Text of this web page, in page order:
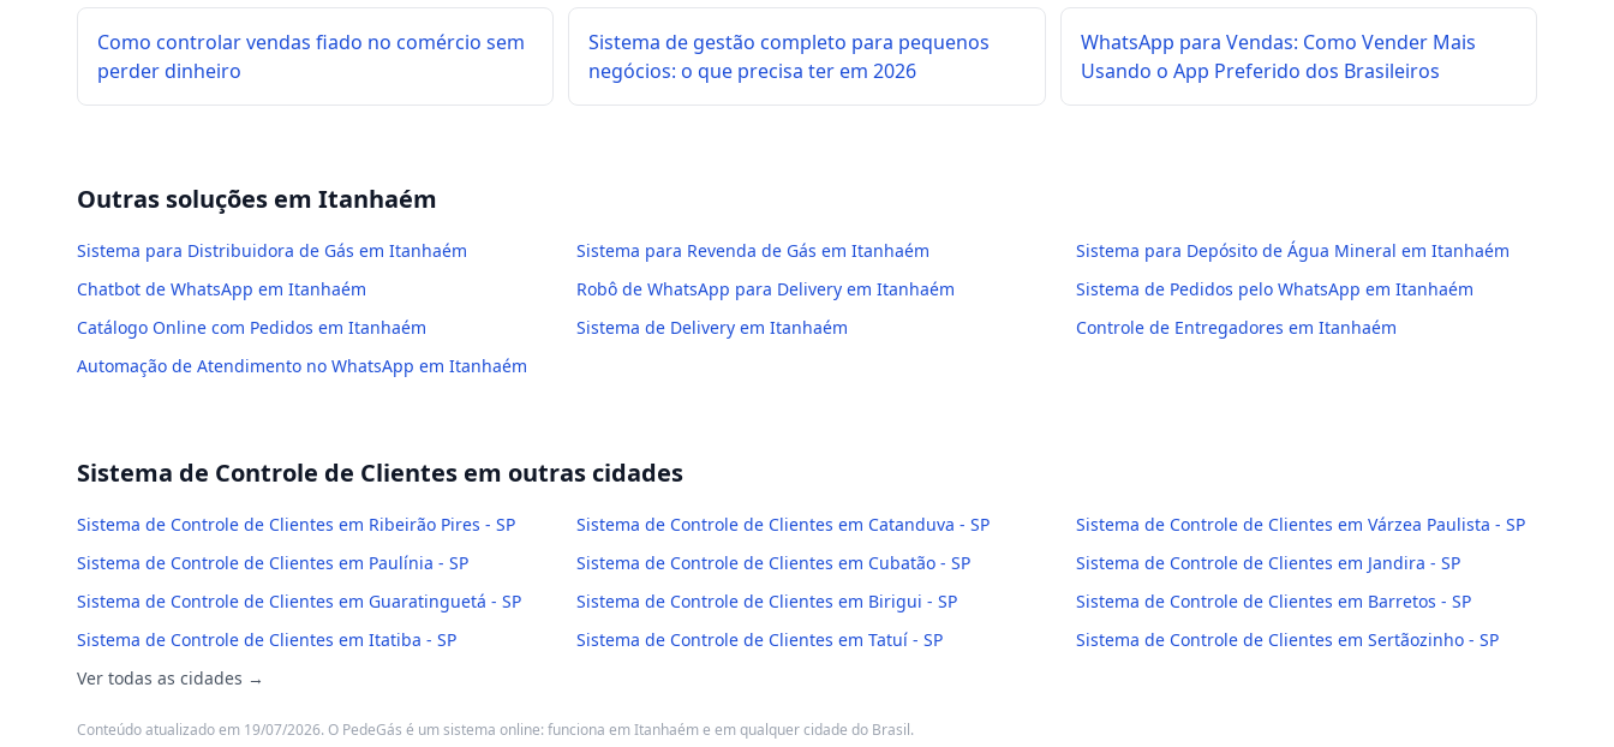
Como controlar vendas fiado no comércio sem
perder dinheiro
Sistema de gestão completo para pequenos
negócios: o que precisa ter em 2026
WhatsApp para Vendas: Como Vender Mais
Usando o App Preferido dos Brasileiros
Outras soluções em Itanhaém
Sistema para Distribuidora de Gás em Itanhaém Sistema para Revenda de Gás em Itanhaém
Sistema para Depósito de Água Mineral em Itanhaém
Chatbot de WhatsApp em Itanhaém
Robô de WhatsApp para Delivery em Itanhaém
Sistema de Pedidos pelo WhatsApp em Itanhaém
Catálogo Online com Pedidos em Itanhaém
Sistema de Delivery em Itanhaém
Controle de Entregadores em Itanhaém
Automação de Atendimento no WhatsApp em Itanhaém
Sistema de Controle de Clientes em outras cidades
Sistema de Controle de Clientes em Ribeirão Pires - SP Sistema de Controle de Clientes em Catanduva - SP
Sistema de Controle de Clientes em Várzea Paulista - SP
Sistema de Controle de Clientes em Paulínia - SP
Sistema de Controle de Clientes em Cubatão - SP
Sistema de Controle de Clientes em Jandira - SP
Sistema de Controle de Clientes em Guaratinguetá - SP
Sistema de Controle de Clientes em Birigui - SP
Sistema de Controle de Clientes em Barretos - SP
Sistema de Controle de Clientes em Itatiba - SP
Sistema de Controle de Clientes em Tatuí - SP
Sistema de Controle de Clientes em Sertãozinho - SP
Ver todas as cidades →
Conteúdo atualizado em 19/07/2026. O PedeGás é um sistema online: funciona em Itanhaém e em qualquer cidade do Brasil.